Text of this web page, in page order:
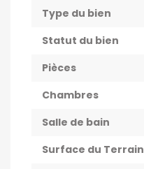
Type du bien
Statut du bien
Pièces
Chambres
Salle de bain
Surface du Terrain